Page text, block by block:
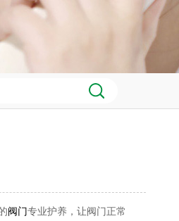
阀门专业护养，让阀门正常